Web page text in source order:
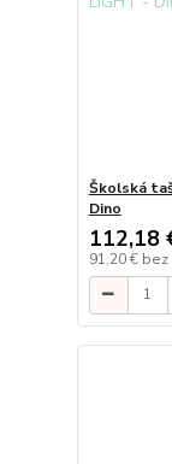
Školská
Dino
112,18
91,20 € bez